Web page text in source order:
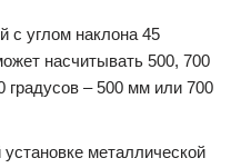
с углом наклона 45
насчитывать 500, 700
градусов – 500 мм или 700
металлической